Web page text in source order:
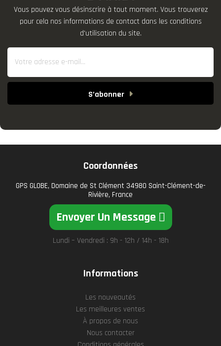
Vous pouvez vous désinscrire à tout moment. Vous trouverez
pour cela nos informations de contact dans les conditions
d'utilisation du site.
S’abonner
Coordonnées
GPS GLOBE, Domaine de St Clément 34980 Saint-Clément-de-
Rivière, France
Envoyer Un Message
Lundi – Vendredi : 9h - 12h / 14h - 18h
Informations
Les nouveautés
Les meilleures ventes
À propos de nous
Nous contacter